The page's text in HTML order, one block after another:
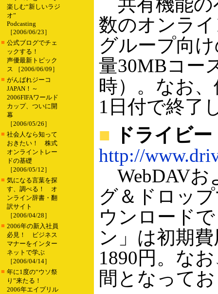
楽しむ“新しいラジ
オ”
Podcasting
［2006/06/23］
■ 公式ブログでチェ
ックする！
声優最新トピック
ス ［2006/06/09］
■ がんばれジーコ
JAPAN！～
2006FIFAワールド
カップ、ついに開
幕
［2006/05/26］
■ 社会人なら知って
おきたい！ 株式
オンライントレー
ドの基礎
［2006/05/12］
■ 気になる言葉を探
す、調べる！ オ
ンライン辞書・翻
訳サイト
［2006/04/28］
■ 2006年の新入社員
必見！ ビジネス
マナーをインター
ネットで学ぶ
［2006/04/14］
■ 年に1度の“ウソ祭
り”来たる！
2006年エイプリル
数のオンラ
グループ向
量30MBコー
時）。なお
1日付で終了
■
ドライビー
http://
WebDAVお
グ＆ドロッ
ウンロード
ン」は初期
1890円。な
間となって